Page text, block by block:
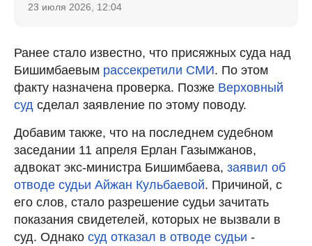
23 июля 2026, 12:04
Ранее стало известно, что присяжных суда над
Бишимбаевым рассекретили СМИ. По этом
факту назначена проверка. Позже Верховный
суд сделал заявление по этому поводу.
Добавим также, что на последнем судебном
заседании 11 апреля Ерлан Газымжанов,
адвокат экс-министра Бишимбаева, заявил об
отводе судьи Айжан Кульбаевой. Причиной, с
его слов, стало разрешение судьи зачитать
показания свидетелей, которых не вызвали в
суд. Однако суд отказал в отводе судьи -